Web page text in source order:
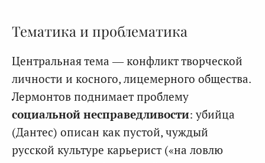
Тематика и проблематика
Центральная тема — конфликт творческой
личности и косного, лицемерного общества.
Лермонтов поднимает проблему
социальной несправедливости: убийца
(Дантес) описан как пустой, чуждый
русской культуре карьерист («на ловлю